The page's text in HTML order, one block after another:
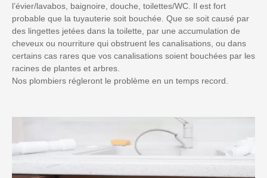
l’évier/lavabos, baignoire, douche, toilettes/WC. Il est fort
probable que la tuyauterie soit bouchée. Que se soit causé par
des lingettes jetées dans la toilette, par une accumulation de
cheveux ou nourriture qui obstruent les canalisations, ou dans
certains cas rares que vos canalisations soient bouchées par les
racines de plantes et arbres.
Nos plombiers régleront le problème en un temps record.